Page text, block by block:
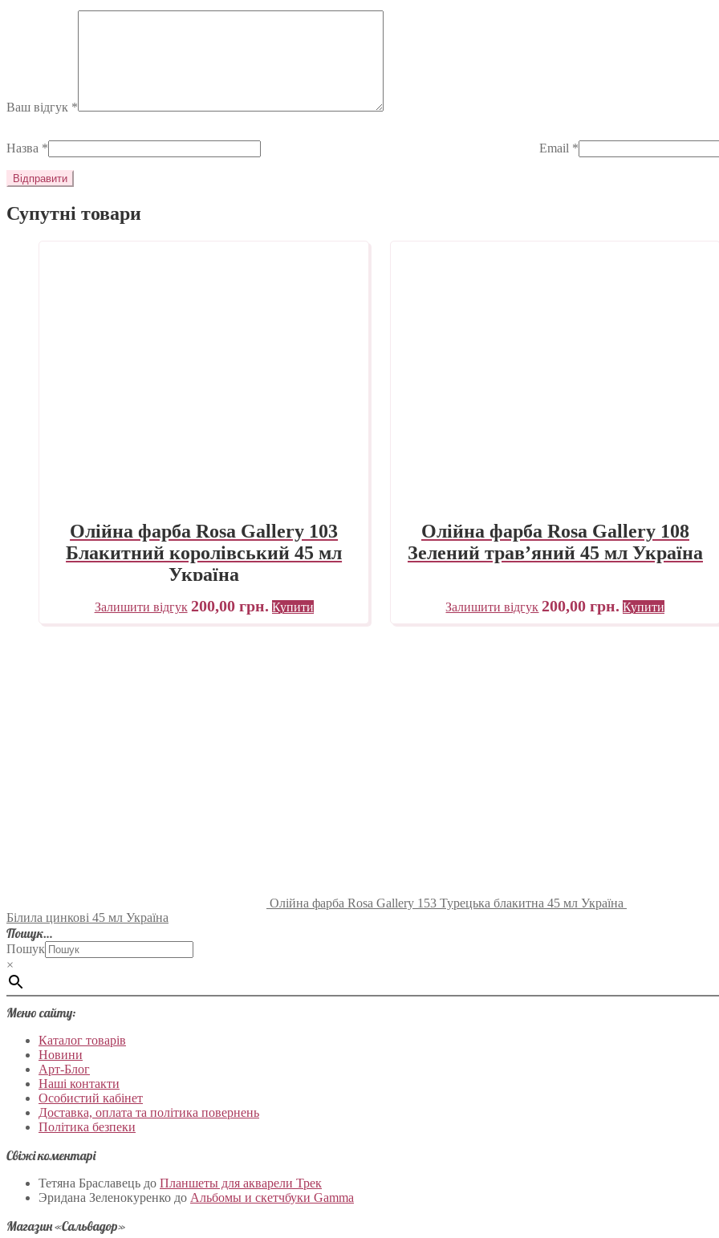
Ваш відгук *
Назва * Email *
Супутні товари
Олійна фарба Rosa Gallery 103
Блакитний королівський 45 мл
Україна
Залишити відгук 200,00 грн. Купити
Олійна фарба Rosa Gallery 108
Зелений трав’яний 45 мл Україна
Залишити відгук 200,00грн. Купити
Олійна фарба Rosa Gallery 153 Турецька блакитна 45 мл Україна
Білила цинкові 45 мл Україна
Пошук…
Пошук
×
Меню сайту:
Каталог товарів
Новини
Арт-Блог
Наші контакти
Особистий кабінет
Доставка, оплата та політика повернень
Політика безпеки
Свіжі коментарі
Тетяна Браславець до Планшеты для акварели Трек
Эридана Зеленокуренко до Альбомы и скетчбуки Gamma
Магазин «Сальвадор»